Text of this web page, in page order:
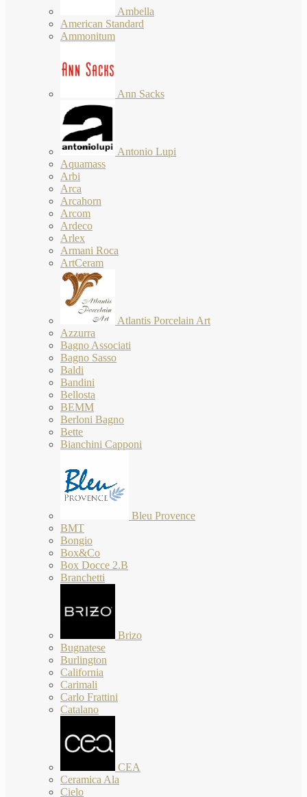
Ambella
American Standard
Ammonitum
Ann Sacks
Antonio Lupi
Aquamass
Arbi
Arca
Arcahorn
Arcom
Ardeco
Arlex
Armani Roca
ArtCeram
Atlantis Porcelain Art
Azzurra
Bagno Associati
Bagno Sasso
Baldi
Bandini
Bellosta
BEMM
Berloni Bagno
Bette
Bianchini Capponi
Bleu Provence
BMT
Bongio
Box&Co
Box Docce 2.B
Branchetti
Brizo
Bugnatese
Burlington
California
Carimali
Carlo Frattini
Catalano
CEA
Ceramica Ala
Cielo